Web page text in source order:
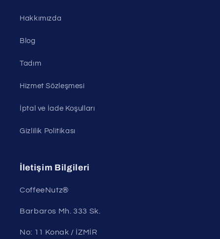
Hakkımızda
Blog
Tadım
Hizmet Sözleşmesi
İptal ve İade Koşulları
Gizlilik Politikası
İletişim Bilgileri
CoffeeNutz®
Barbaros Mh. 333 Sk.
No: 11 Konak / İZMİR